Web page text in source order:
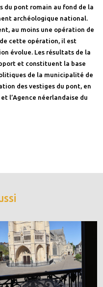
du pont romain au fond de la
archéologique national.
au moins une opération de
cette opération, il est
évolue. Les résultats de la
et constituent la base
de la municipalité de
des vestiges du pont, en
l’Agence néerlandaise du